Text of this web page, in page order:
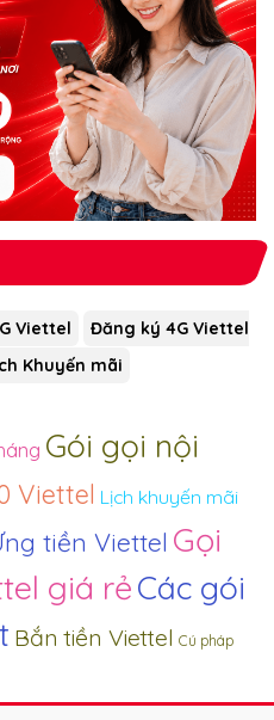
Viettel
Đăng ký 4G Viettel
Khuyến mãi
Gói gọi nội
Viettel Lịch khuyến mãi
tiền Viettel Gọi
giá rẻCác gói
Bắn tiền Viettel Cú pháp